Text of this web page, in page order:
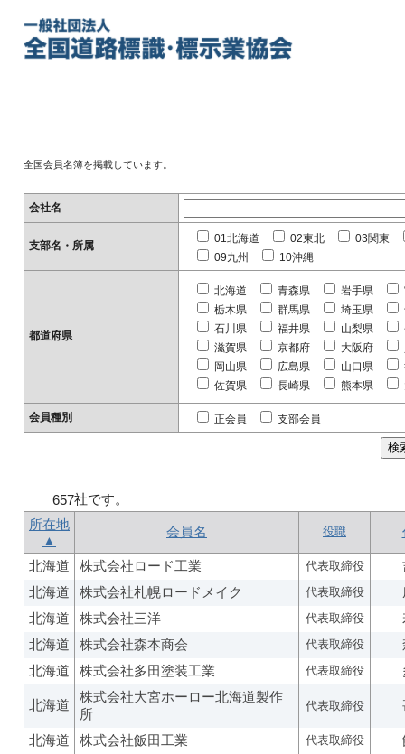
全国会員名簿を掲載しています。
会社名
支部名・所属
01北海道 02東北
03関東
09九州
10沖縄
都道府県
北海道 青森県 岩手県
栃木県
群馬県 埼玉県
石川県
福井県 山梨県
滋賀県
京都府 大阪府
岡山県
広島県 山口県
佐賀県
長崎県 熊本県
会員種別 正会員 支部会員
657社です。
所在地
▲
会員名 役職
北海道 株式会社ロード工業 代表取締役
北海道
株式会社札幌ロードメイク 代表取締役
北海道
株式会社三洋 代表取締役
北海道
株式会社森本商会 代表取締役
北海道
株式会社多田塗装工業 代表取締役
北海道
株式会社大宮ホーロー北海道製作
所
代表取締役
北海道 株式会社飯田工業 代表取締役